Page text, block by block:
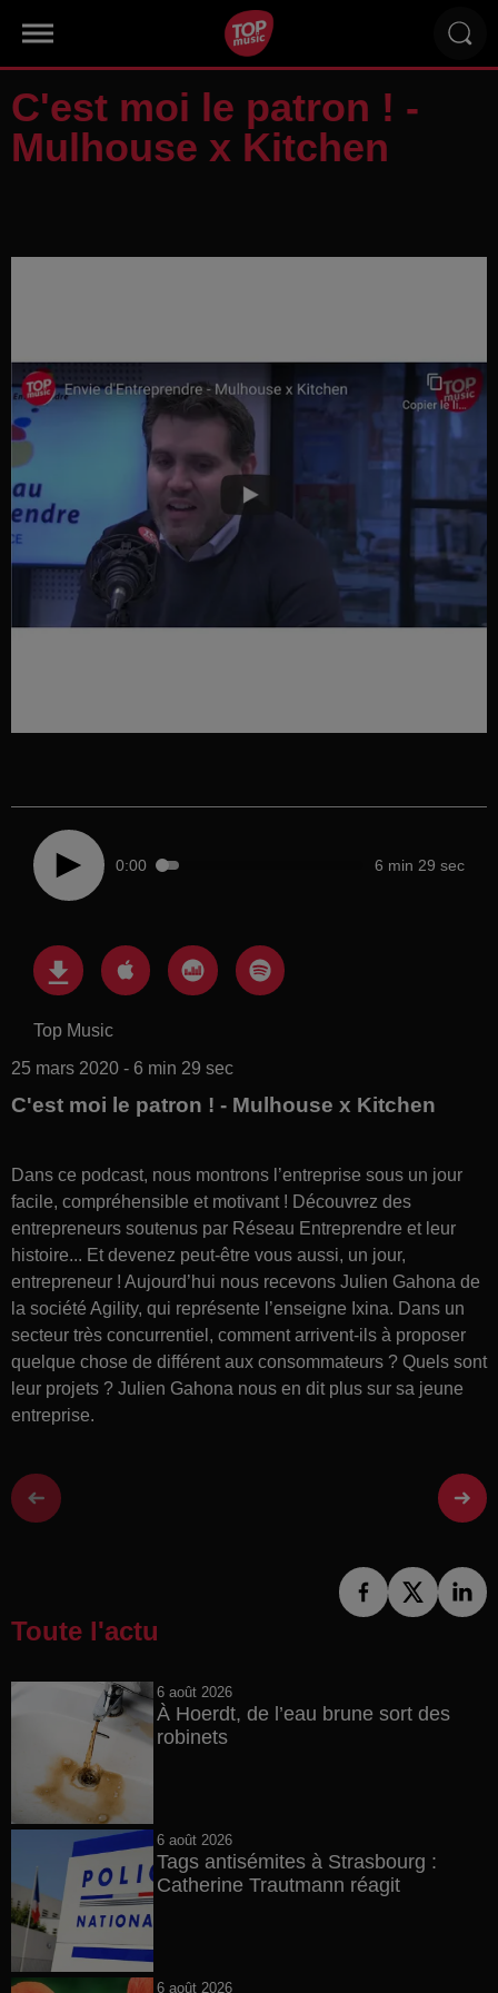
C'est moi le patron ! -
Mulhouse x Kitchen
0:00 6 min 29 sec
Top Music
25 mars 2020 - 6 min 29 sec
C'est moi le patron ! - Mulhouse x Kitchen
Dans ce podcast, nous montrons l’entreprise sous un jour
facile, compréhensible et motivant ! Découvrez des
entrepreneurs soutenus par Réseau Entreprendre et leur
histoire... Et devenez peut-être vous aussi, un jour,
entrepreneur ! Aujourd’hui nous recevons Julien Gahona de
la société Agility, qui représente l’enseigne Ixina. Dans un
secteur très concurrentiel, comment arrivent-ils à proposer
quelque chose de différent aux consommateurs ? Quels sont
leur projets ? Julien Gahona nous en dit plus sur sa jeune
entreprise.
Toute l'actu
6 août 2026
À Hoerdt, de l’eau brune sort des
robinets
6 août 2026
Tags antisémites à Strasbourg :
Catherine Trautmann réagit
6 août 2026